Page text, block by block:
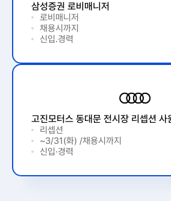
삼성증권 로비매니저
로비매니저
채용시까지
신입.경력
고진모터스 동대문 전시장 리셉션 사
리셉션
~3/31(화) /채용시까지
신입·경력